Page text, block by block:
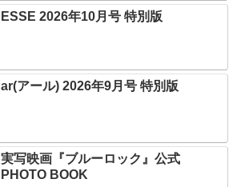
ESSE 2026年10月号 特別版
ar(アール) 2026年9月号 特別版
実写映画『ブルーロック』公式
PHOTO BOOK